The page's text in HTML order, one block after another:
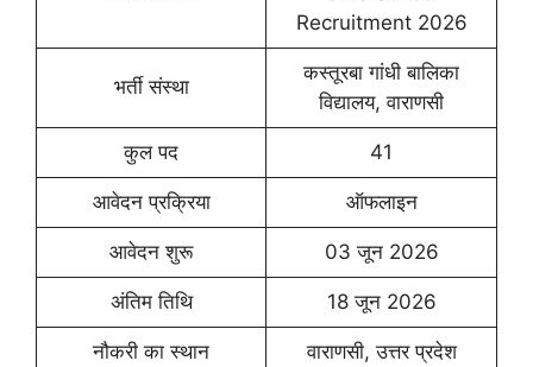
Recruitment 2026
भर्ती संस्था
कस्तूरबा गांधी बालिका
विद्यालय, वाराणसी
कुल पद 41
आवेदन प्रक्रिया ऑफलाइन
आवेदन शुरू 03 जून 2026
अंतिम तिथि 18 जून 2026
नौकरी का स्थान वाराणसी, उत्तर प्रदेश